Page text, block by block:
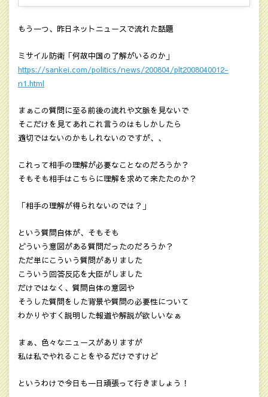
もう一つ、昨日ネットニュースで流れた話題
ミサイル防衛「何故中国の了解がいるのか」
https://sankei.com/politics/news/200804/plt2008040012-
n1.html
まぁこの質問に至る前後の流れや文脈を見ないで
そこだけを見てあれこれ言うのはもしかしたら
適切ではないのかもしれないのですが、、
これって相手の理解が必要なことなのだろうか？
そもそも相手はこちらに理解を求めて来たたのか？
「相手の理解が得られないのでは？」
という質問自体が、そもそも
どういう意図がある質問だったのだろうか？
ただ単にこういう質問がありました
こういう回答反応を大臣がしました
だけではなく、質問自体の意図や
そうした質問をした背景や質問の必要性について
わかりやすく説明した報道や解説が欲しいなぁ
まぁ、色々なニュースがありますが
私は私でやれることをやるだけですけど
というわけで今日も一日頑張って行きましょう！